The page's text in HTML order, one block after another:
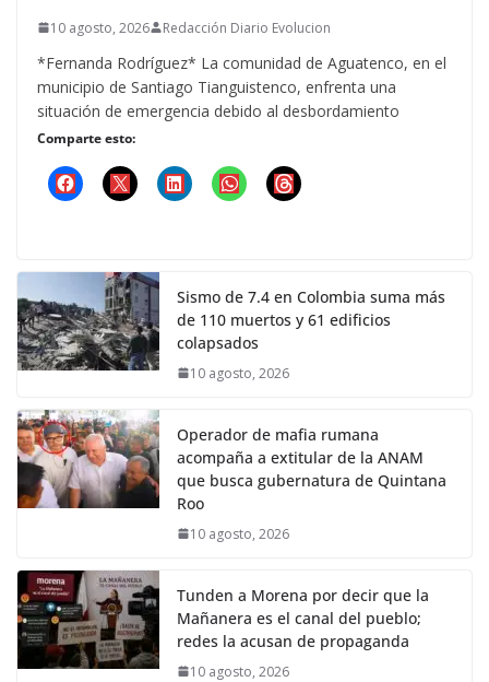
10 agosto, 2026 Redacción Diario Evolucion
*Fernanda Rodríguez* La comunidad de Aguatenco, en el
municipio de Santiago Tianguistenco, enfrenta una
situación de emergencia debido al desbordamiento
Comparte esto:
Sismo de 7.4 en Colombia suma más
de 110 muertos y 61 edificios
colapsados
10 agosto, 2026
Operador de mafia rumana
acompaña a extitular de la ANAM
que busca gubernatura de Quintana
Roo
10 agosto, 2026
Tunden a Morena por decir que la
Mañanera es el canal del pueblo;
redes la acusan de propaganda
10 agosto, 2026